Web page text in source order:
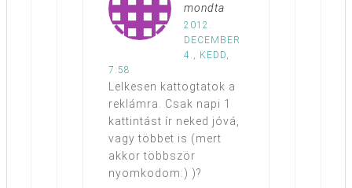
mondta
2012.
DECEMBER
4., KEDD,
7:58
Lelkesen kattogtatok a
reklámra. Csak napi 1
kattintást ír neked jóvá,
vagy többet is (mert
akkor többször
nyomkodom:) )?